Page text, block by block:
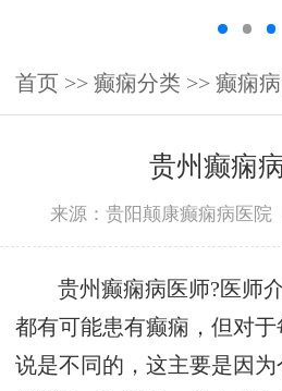
首页 >> 癫痫分类 >> 癫痫病
贵州癫痫
来源：贵阳颠康癫痫病医院
贵州癫痫病医师?医师
都有可能患有癫痫，但对
说是不同的，这主要是因